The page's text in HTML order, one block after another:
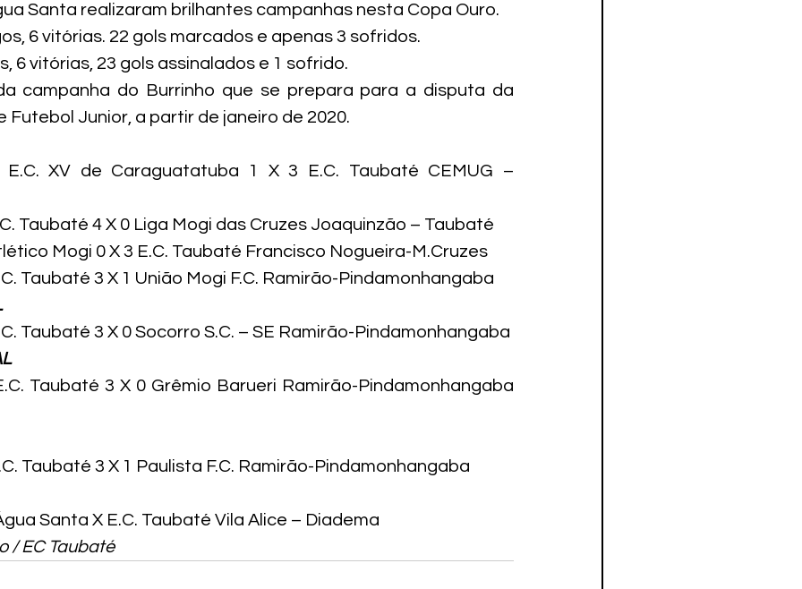
Santa realizaram brilhantes campanhas nesta Copa Ouro.
6 vitórias. 22 gols marcados e apenas 3 sofridos.
6 vitórias, 23 gols assinalados e 1 sofrido.
campanha do Burrinho que se prepara para a disputa da
Futebol Junior, a partir de janeiro de 2020.
XV de Caraguatatuba 1 X 3 E.C. Taubaté CEMUG –
Taubaté 4 X 0 Liga Mogi das Cruzes Joaquinzão – Taubaté
Mogi 0 X 3 E.C. Taubaté Francisco Nogueira-M.Cruzes
Taubaté 3 X 1 União Mogi F.C. Ramirão-Pindamonhangaba
Taubaté 3 X 0 Socorro S.C. – SE Ramirão-Pindamonhangaba
Taubaté 3 X 0 Grêmio Barueri Ramirão-Pindamonhangaba
Taubaté 3 X 1 Paulista F.C. Ramirão-Pindamonhangaba
Santa X E.C. Taubaté Vila Alice – Diadema
/ EC Taubaté